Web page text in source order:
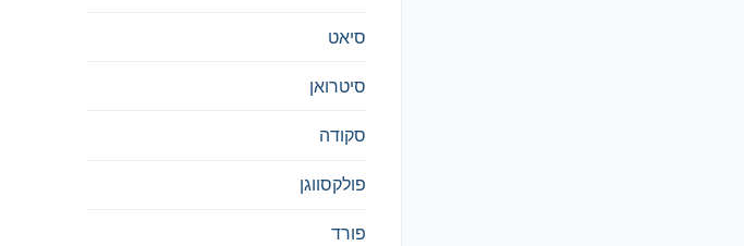
סיאט
סיטרואן
סקודה
פולקסווגן
פורד